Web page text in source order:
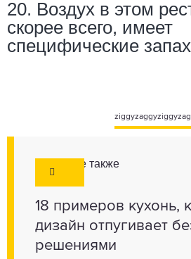
20. Воздух в этом
скорее всего, имеет
специфические
Смотрите также
18 примеров кухонь,
дизайн отпугивает
решениями